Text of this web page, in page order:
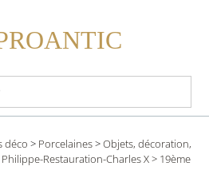
déco > Porcelaines>Objets, décoration,
Restauration-Charles X> 19ème